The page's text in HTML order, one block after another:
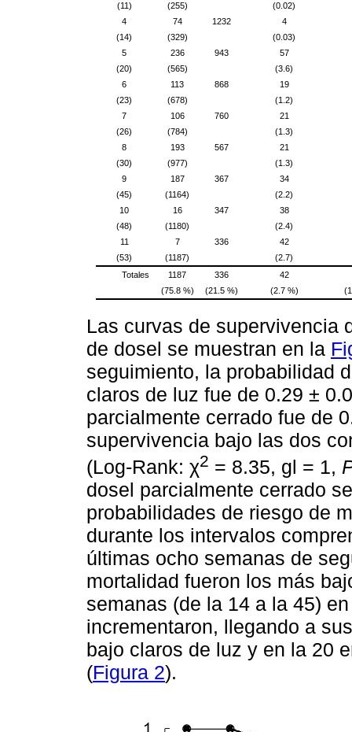
(11)
(255) (0.02)
4
74 1232
4
(14)
(329) (0.03)
5
236 943
57
(20)
(565) (3.6)
6
113 868
19
(23)
(678) (1.2)
7
106 760
21
(26)
(784) (1.3)
8
193 567
21
(30)
(977) (1.3)
9
187 367
34
(45)
(1164) (2.2)
10
16 347
38
(48)
(1180) (2.4)
11
7 336
42
(53)
(1187)
(2.7)
Totales
1187 336
42
(75.8 %)
(21.5 %) (2.7 %)
Las curvas de supervivencia
de dosel se muestran en la
seguimiento, la probabilidad
claros de luz fue de 0.29 ±
parcialmente cerrado fue de
supervivencia bajo las dos
(Log-Rank: χ2 = 8.35, gl = 1,
dosel parcialmente cerrado
probabilidades de riesgo de
durante los intervalos
últimas ocho semanas de
mortalidad fueron los más
semanas (de la 14 a la 45)
incrementaron, llegando a
bajo claros de luz y en la 20
(Figura 2).